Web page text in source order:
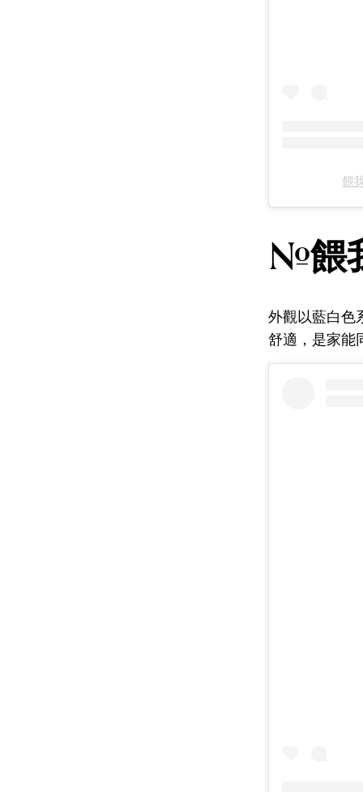
餵
#餵
外觀以藍白色
舒適，是家能